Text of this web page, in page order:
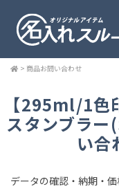
> 商品お問い合わせ
【295ml/1色
スタンブラ
い合
データの確認・納期・